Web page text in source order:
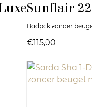
Sunflair
Badpak zonder
€115,00